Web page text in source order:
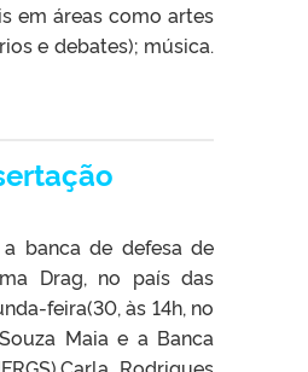
em áreas como artes
e debates); música.
banca de defesa de
Drag, no país das
feira(30, às 14h, no
Maia e a Banca